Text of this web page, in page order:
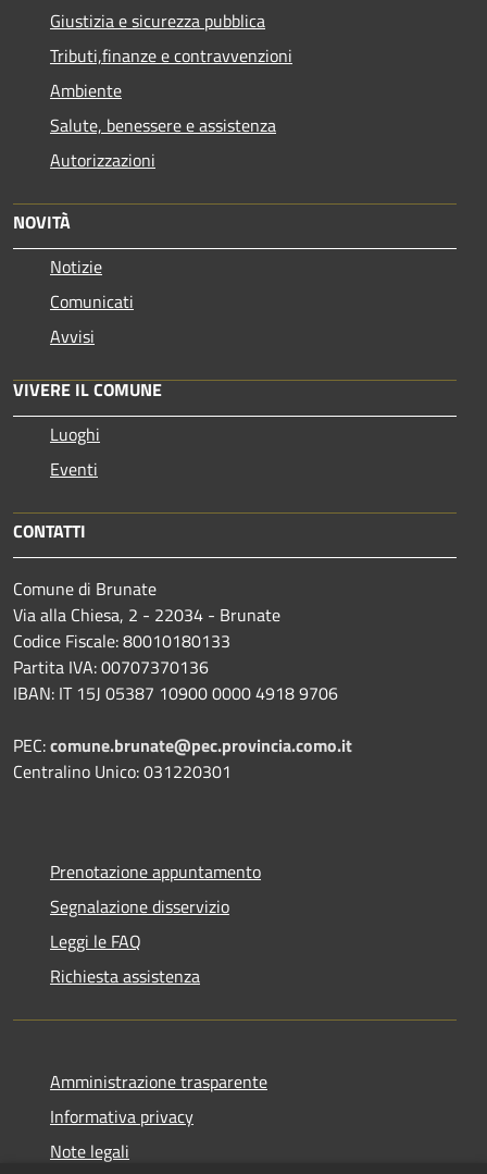
Giustizia e sicurezza pubblica
Tributi,finanze e contravvenzioni
Ambiente
Salute, benessere e assistenza
Autorizzazioni
NOVITÀ
Notizie
Comunicati
Avvisi
VIVERE IL COMUNE
Luoghi
Eventi
CONTATTI
Comune di Brunate
Via alla Chiesa, 2 - 22034 - Brunate
Codice Fiscale: 80010180133
Partita IVA: 00707370136
IBAN: IT 15J 05387 10900 0000 4918 9706
PEC:comune.brunate@pec.provincia.como.it
Centralino Unico: 031220301
Prenotazione appuntamento
Segnalazione disservizio
Leggi le FAQ
Richiesta assistenza
Amministrazione trasparente
Informativa privacy
Note legali